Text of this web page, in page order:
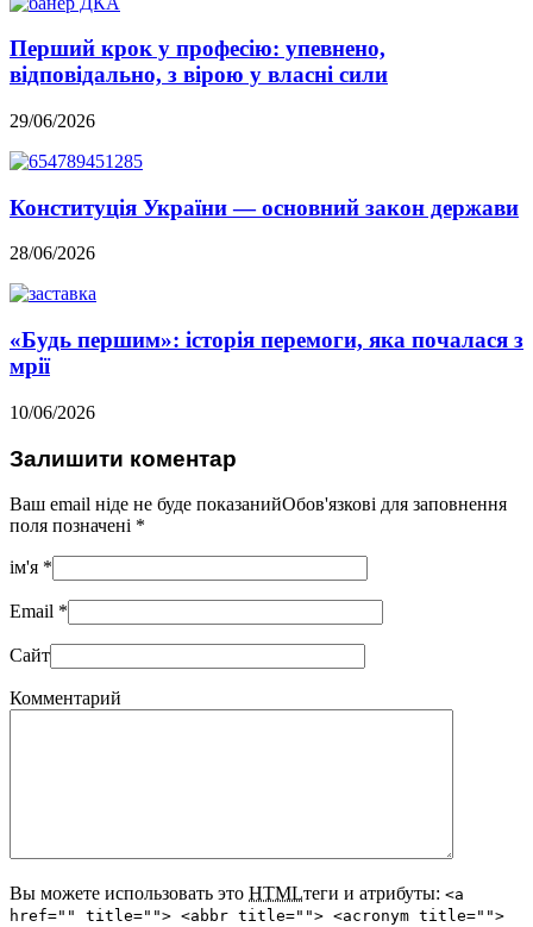
Перший крок у професію: упевнено,
відповідально, з вірою у власні сили
29/06/2026
Конституція України — основний закон держави
28/06/2026
«Будь першим»: історія перемоги, яка почалася з
мрії
10/06/2026
Залишити коментар
Ваш email ніде не буде показанийОбов'язкові для заповнення
поля позначені *
ім'я *
Email *
Сайт
Комментарий
Вы можете использовать это HTMLтеги и атрибуты: <a
href="" title=""> <abbr title=""> <acronym title="">